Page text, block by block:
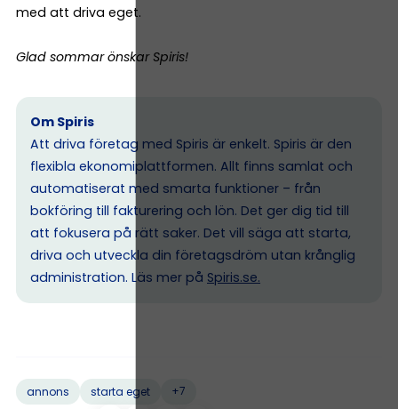
med att driva eget.
Glad sommar önskar Spiris!
Om Spiris
Att driva företag med Spiris är enkelt. Spiris är den
flexibla ekonomiplattformen. Allt finns samlat och
automatiserat med smarta funktioner – från
bokföring till fakturering och lön. Det ger dig tid till
att fokusera på rätt saker. Det vill säga att starta,
driva och utveckla din företagsdröm utan krånglig
administration. Läs mer på Spiris.se.
annons starta eget +7